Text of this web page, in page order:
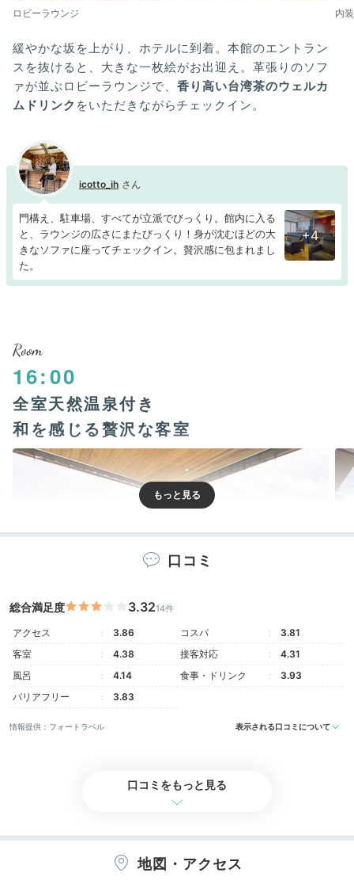
ロビーラウンジ 内装
緩やかな坂を上がり、ホテルに到着。本館のエントラン
スを抜けると、大きな一枚絵がお出迎え。革張りのソフ
ァが並ぶロビーラウンジで、香り高い台湾茶のウェルカ
ムドリンク をいただきながらチェックイン。
icotto_ih
門構え、駐車場、すべてが立派でびっくり。館内に入る
と、ラウンジの広さにまたびっくり！身が沈むほどの大
きなソファに座ってチェックイン。贅沢感に包まれまし
た。
+4
Room
16:00
全室天然温泉付き
和を感じる贅沢な客室
特別室竹 夏季限定プール付き
(sora)」館に分かれています。全室源泉かけ流しの温泉
が付き、48㎡～166㎡と広さも十分。夏季限定のプール
付きやダブルベッドが6台入る大部屋など、多彩に利用
本館の洋室（バリアフリー対応可）に宿泊。館内の広さ
に続き、この客室も広くてまた驚き。シモンズのダブル
口コミ
総合満足度 3.3214件
アクセス 3.86 コスパ
3.81
客室
4.38 接客対応
4.31
風呂
4.14 食事・ドリンク
3.93
バリアフリー
3.83
情報提供：フォートラベル 表示される口コミについて
口コミをもっと見る
地図・アクセス